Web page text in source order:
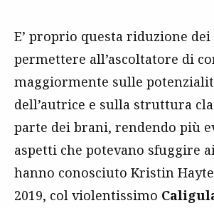
E’ proprio questa riduzione dei
permettere all’ascoltatore di
maggiormente sulle
dell’autrice e sulla struttura
parte dei brani, rendendo più
aspetti che potevano sfuggire
hanno conosciuto Kristin
2019, col violentissimo